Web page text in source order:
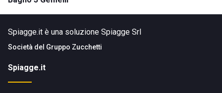
Spiagge.it è una soluzione Spiagge Srl
Società del Gruppo Zucchetti
Spiagge.it